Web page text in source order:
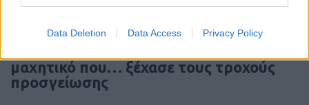
Data Deletion Data Access Privacy Policy
μαχητικό που… ξέχασε τους τροχούς
προσγείωσης